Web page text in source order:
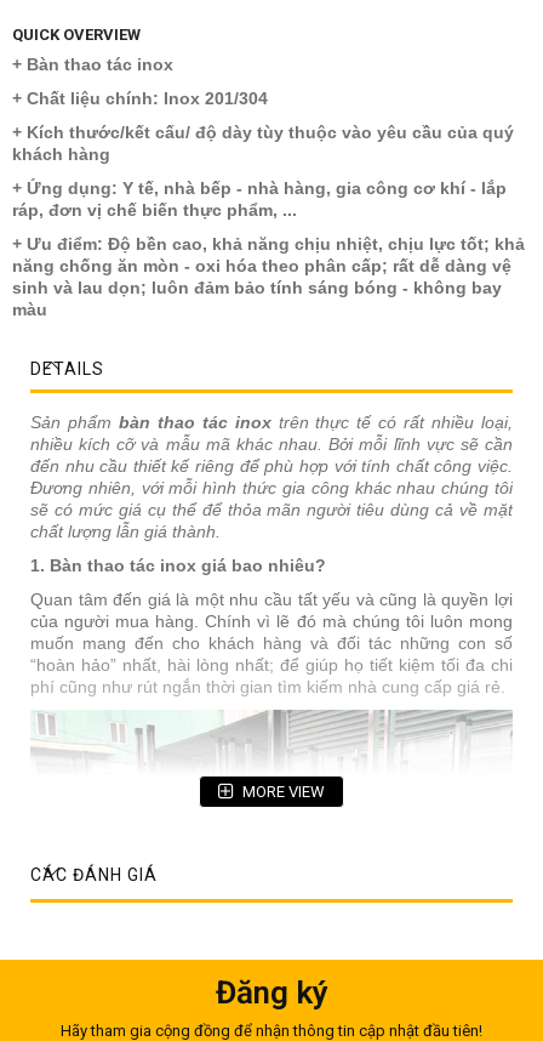
QUICK OVERVIEW
+ Bàn thao tác inox
+ Chất liệu chính: Inox 201/304
+ Kích thước/kết cấu/ độ dày tùy thuộc vào yêu cầu của quý
khách hàng
+ Ứng dụng: Y tế, nhà bếp - nhà hàng, gia công cơ khí - lắp
ráp, đơn vị chế biến thực phẩm, ...
+ Ưu điểm: Độ bền cao, khả năng chịu nhiệt, chịu lực tốt; khả
năng chống ăn mòn - oxi hóa theo phân cấp; rất dễ dàng vệ
sinh và lau dọn; luôn đảm bảo tính sáng bóng - không bay
màu
DETAILS
Sản phẩm bàn thao tác inoxtrên thực tế có rất nhiều loại,
nhiều kích cỡ và mẫu mã khác nhau. Bởi mỗi lĩnh vực sẽ cần
đến nhu cầu thiết kế riêng để phù hợp với tính chất công việc.
Đương nhiên, với mỗi hình thức gia công khác nhau chúng tôi
sẽ có mức giá cụ thể để thỏa mãn người tiêu dùng cả về mặt
chất lượng lẫn giá thành.
1. Bàn thao tác inox giá bao nhiêu?
Quan tâm đến giá là một nhu cầu tất yếu và cũng là quyền lợi
của người mua hàng. Chính vì lẽ đó mà chúng tôi luôn mong
muốn mang đến cho khách hàng và đối tác những con số
“hoàn hảo” nhất, hài lòng nhất; để giúp họ tiết kiệm tối đa chi
phí cũng như rút ngắn thời gian tìm kiếm nhà cung cấp giá rẻ.
MORE VIEW
CÁC ĐÁNH GIÁ
Đăng ký
Hãy tham gia cộng đồng để nhận thông tin cập nhật đầu tiên!